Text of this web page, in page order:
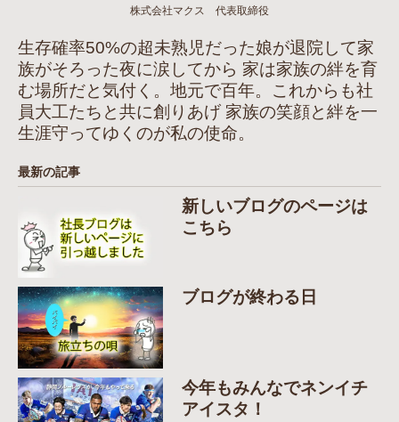
株式会社マクス 代表取締役
生存確率50%の超未熟児だった娘が退院して家
族がそろった夜に涙してから 家は家族の絆を育
む場所だと気付く。地元で百年。これからも社
員大工たちと共に創りあげ 家族の笑顔と絆を一
生涯守ってゆくのが私の使命。
最新の記事
新しいブログのページは
こちら
ブログが終わる日
今年もみんなでネンイチ
アイスタ！